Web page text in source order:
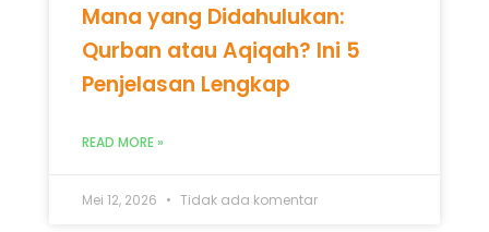
Mana yang Didahulukan:
Qurban atau Aqiqah? Ini 5
Penjelasan Lengkap
READ MORE »
Mei 12, 2026 Tidak ada komentar